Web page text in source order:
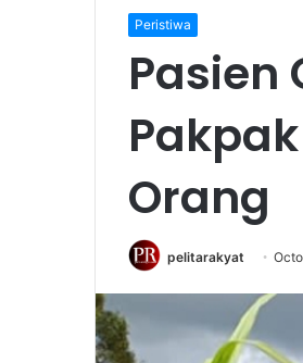
Peristiwa
Pasien
Orang
pelitarakyat